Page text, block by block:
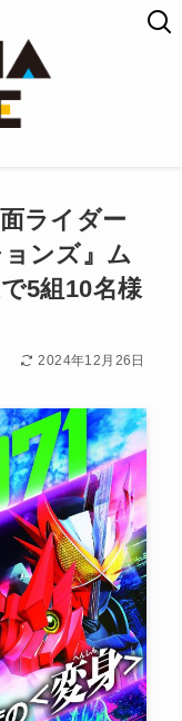
ライダー
ンズ』ム
5組10名様
2024年12月26日